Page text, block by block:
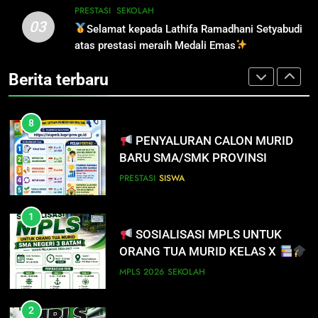
8
PENYALURAN CALON MURID
BARU SMA/SMK PROVINSI
03
PRESTASI SEKOLAH
Selamat kepada Lathifa Ramadhani Setyabudi
atas prestasi meraih Medali Emas
Berita terbaru
7
INFO PENTING UNTUK
PENDAFTAR SPMB 2026 KEPRI
8
PENYALURAN CALON MURID
BARU SMA/SMK PROVINSI
KEPULAUAN RIAU 2026
PRESTASI SISWA
1
SOSIALISASI MPLS UNTUK
ORANG TUA MURID KELAS X
MPLS 2026 SEKOLAH
2